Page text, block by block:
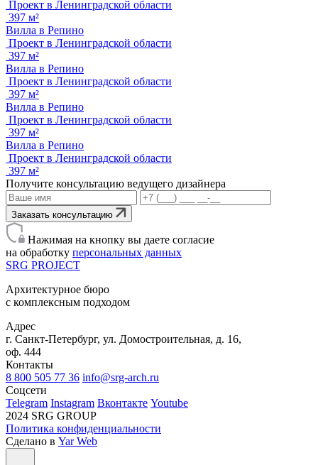
Проект в Ленинградской области
397 м²
Вилла в Репино
Проект в Ленинградской области
397 м²
Вилла в Репино
Проект в Ленинградской области
397 м²
Вилла в Репино
Проект в Ленинградской области
397 м²
Вилла в Репино
Проект в Ленинградской области
397 м²
Получите консультацию ведущего дизайнера
Заказать консультацию
Нажимая на кнопку вы даете согласие
на обработку персональных данных
SRG PROJECT
Архитектурное бюро
с комплексным подходом
Адрес
г. Санкт-Петербург, ул. Домостроительная, д. 16,
оф. 444
Контакты
8 800 505 77 36 info@srg-arch.ru
Соцсети
Telegram Instagram Вконтакте Youtube
2024 SRG GROUP
Политика конфиденциальности
Сделано в Yar Web